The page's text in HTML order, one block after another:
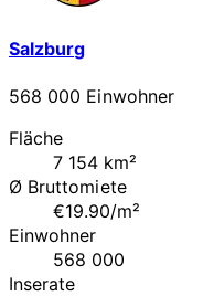
Salzburg
568 000 Einwohner
Fläche
7 154 km²
Ø Bruttomiete
€19.90/m²
Einwohner
568 000
Inserate